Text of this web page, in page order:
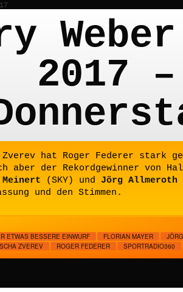
2017 –
Zverev hat Roger Federer stark
aber der Rekordgewinner von
(SKY) und Jörg Allmeroth
und den Stimmen.
ETWAS BESSERE EINWURF FLORIAN MAYER
ZVEREV ROGER FEDERER SPORTRADIO360